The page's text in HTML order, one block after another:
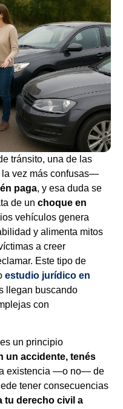
tránsito, una de las
vez más confusas—
paga, y esa duda se
de un choque en
vehículos genera
y alimenta mitos
a creer
Este tipo de
estudio jurídico en
llegan buscando
con
un principio
un accidente, tenés
existencia —o no— de
tener consecuencias
tu derecho civil a